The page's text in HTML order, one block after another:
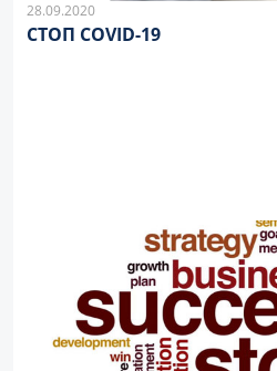
28.09.2020
СТОП COVID-19